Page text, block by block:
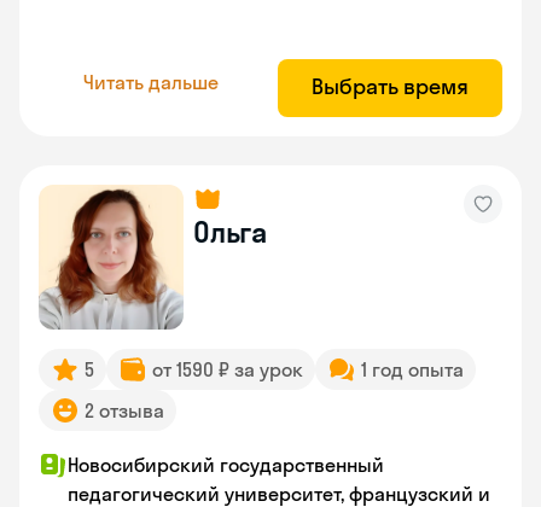
Читать дальше Выбрать время
Ольга
5 от 1590 ₽ за урок
1 год опыта
2 отзыва
Новосибирский государственный
педагогический университет, французский и